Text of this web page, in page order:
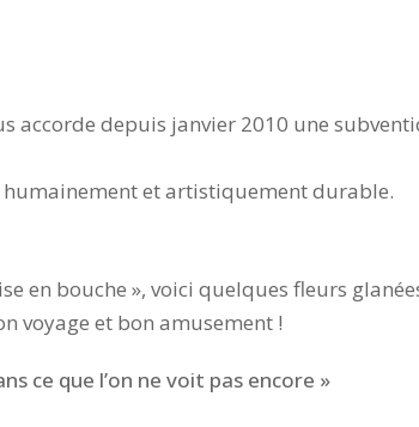
accorde depuis janvier 2010 une
humainement et artistiquement durable.
en bouche », voici quelques fleurs
voyage et bon amusement !
ce que l’on ne voit pas encore »